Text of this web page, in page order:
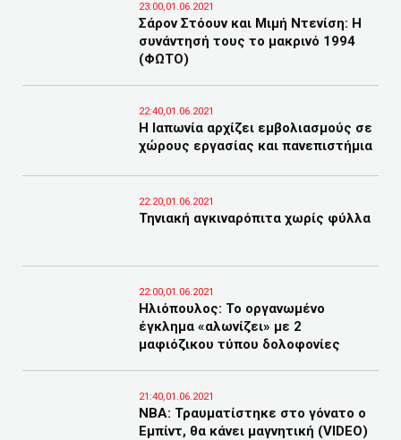
23:00,01.06.2021
Σάρον Στόουν και Μιμή Ντενίση: Η
συνάντησή τους το μακρινό 1994
(ΦΩΤΟ)
22:40,01.06.2021
Η Ιαπωνία αρχίζει εμβολιασμούς σε
χώρους εργασίας και πανεπιστήμια
22:20,01.06.2021
Τηνιακή αγκιναρόπιτα χωρίς φύλλα
22:00,01.06.2021
Ηλιόπουλος: Το οργανωμένο
έγκλημα «αλωνίζει» με 2
μαφιόζικου τύπου δολοφονίες
21:40,01.06.2021
NBA: Τραυματίστηκε στο γόνατο ο
Εμπίντ, θα κάνει μαγνητική (VIDEO)